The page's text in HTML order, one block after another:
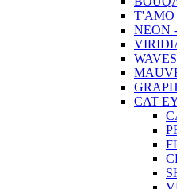
T'AMO
NEON
CAT